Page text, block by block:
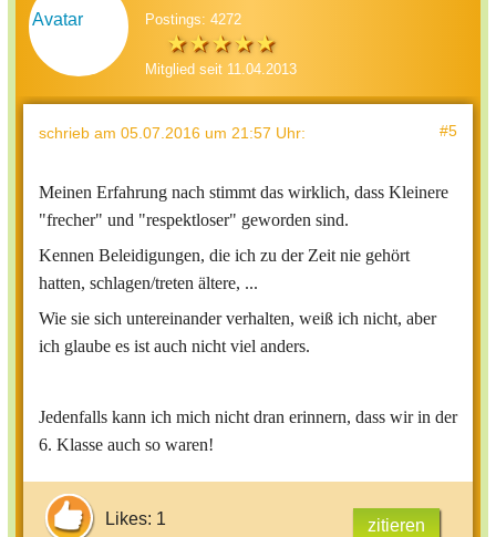
Postings: 4272
Mitglied seit 11.04.2013
schrieb am 05.07.2016 um 21:57 Uhr: #5
Meinen Erfahrung nach stimmt das wirklich, dass Kleinere
"frecher" und "respektloser" geworden sind.
Kennen Beleidigungen, die ich zu der Zeit nie gehört
hatten, schlagen/treten ältere, ...
Wie sie sich untereinander verhalten, weiß ich nicht, aber
ich glaube es ist auch nicht viel anders.
Jedenfalls kann ich mich nicht dran erinnern, dass wir in der
6. Klasse auch so waren!
Likes: 1 zitieren